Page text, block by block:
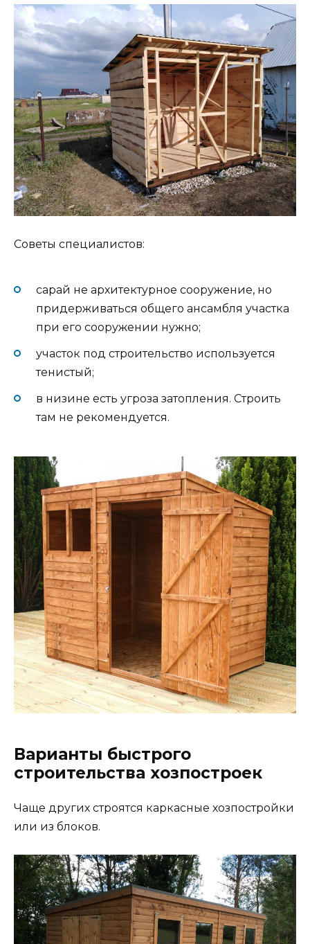
Советы специалистов:
сарай не архитектурное сооружение, но
придерживаться общего ансамбля участка
при его сооружении нужно;
участок под строительство используется
тенистый;
в низине есть угроза затопления. Строить
там не рекомендуется.
Варианты быстрого
строительства хозпостроек
Чаще других строятся каркасные хозпостройки
или из блоков.